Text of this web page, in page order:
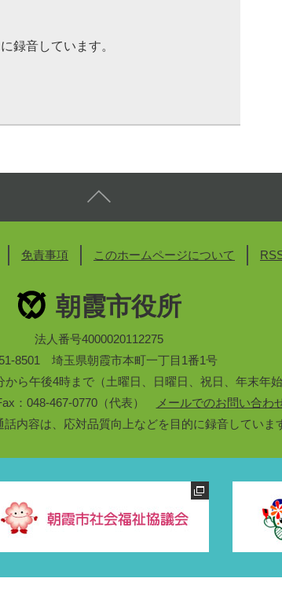
録音しています。
免責事項 このホームページについて
朝霞市役所
法人番号4000020112275
8501 埼玉県朝霞市本町一丁目1番1号
ら午後4時まで（土曜日、日曜日、祝日、年末年始
：048-467-0770（代表）
メールでのお問い合わ
内容は、応対品質向上などを目的に録音していま